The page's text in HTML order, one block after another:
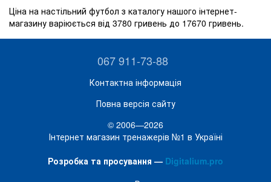
Ціна на настільний футбол з каталогу нашого інтернет-
магазину варіюється від 3780 гривень до 17670 гривень.
067 911-73-88
Контактна інформація
Повна версія сайту
© 2006—2026
Інтернет магазин тренажерів №1 в Україні
Розробка та просування — Digitalium.pro